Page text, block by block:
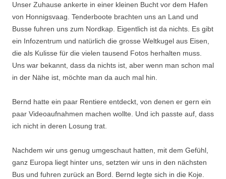
Unser Zuhause ankerte in einer kleinen Bucht vor dem Hafen
von Honnigsvaag. Tenderboote brachten uns an Land und
Busse fuhren uns zum Nordkap. Eigentlich ist da nichts. Es gibt
ein Infozentrum und natürlich die grosse Weltkugel aus Eisen,
die als Kulisse für die vielen tausend Fotos herhalten muss.
Uns war bekannt, dass da nichts ist, aber wenn man schon mal
in der Nähe ist, möchte man da auch mal hin.
Bernd hatte ein paar Rentiere entdeckt, von denen er gern ein
paar Videoaufnahmen machen wollte. Und ich passte auf, dass
ich nicht in deren Losung trat.
Nachdem wir uns genug umgeschaut hatten, mit dem Gefühl,
ganz Europa liegt hinter uns, setzten wir uns in den nächsten
Bus und fuhren zurück an Bord. Bernd legte sich in die Koje.